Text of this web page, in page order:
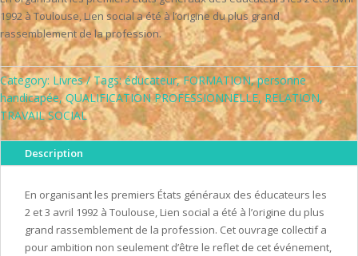
1992 à Toulouse, Lien social a été à l’origine du plus grand
rassemblement de la profession.
Category: Livres Tags:éducateur,FORMATION,personne
handicapée,QUALIFICATION PROFESSIONNELLE, RELATION,
TRAVAIL SOCIAL
Description
En organisant les premiers États généraux des éducateurs les
2 et 3 avril 1992 à Toulouse, Lien social a été à l’origine du plus
grand rassemblement de la profession. Cet ouvrage collectif a
pour ambition non seulement d’être le reflet de cet événement,